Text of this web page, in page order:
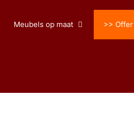
Meubels op maat >>